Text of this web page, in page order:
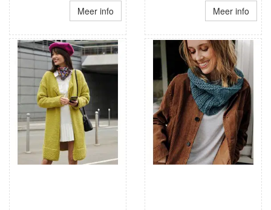
Meer info Meer info